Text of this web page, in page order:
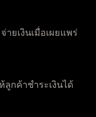
ยเงินเมื่อเผยแพร่
ลูกค้าชำระเงินได้